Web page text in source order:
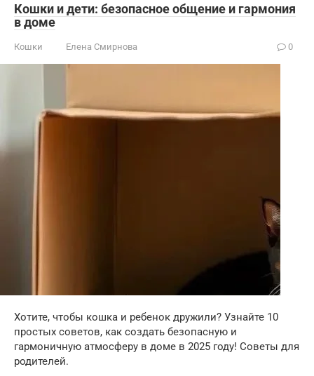
Кошки и дети: безопасное общение и гармония
в доме
Кошки Елена Смирнова 0
Хотите, чтобы кошка и ребенок дружили? Узнайте 10
простых советов, как создать безопасную и
гармоничную атмосферу в доме в 2025 году! Советы для
родителей.